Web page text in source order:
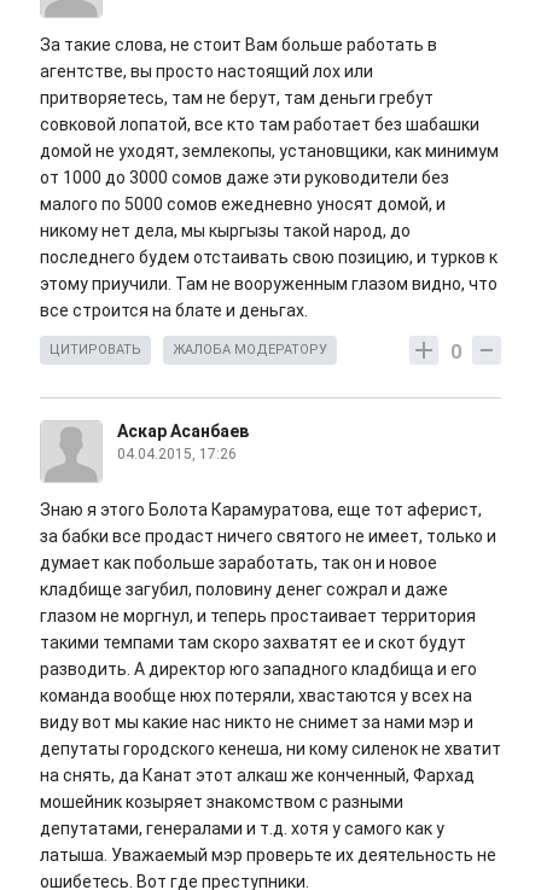
За такие слова, не стоит Вам больше работать в
агентстве, вы просто настоящий лох или
притворяетесь, там не берут, там деньги гребут
совковой лопатой, все кто там работает без шабашки
домой не уходят, землекопы, установщики, как минимум
от 1000 до 3000 сомов даже эти руководители без
малого по 5000 сомов ежедневно уносят домой, и
никому нет дела, мы кыргызы такой народ, до
последнего будем отстаивать свою позицию, и турков к
этому приучили. Там не вооруженным глазом видно, что
все строится на блате и деньгах.
0
ЦИТИРОВАТЬ ЖАЛОБА МОДЕРАТОРУ
Аскар Асанбаев
04.04.2015, 17:26
Знаю я этого Болота Карамуратова, еще тот аферист,
за бабки все продаст ничего святого не имеет, только и
думает как побольше заработать, так он и новое
кладбище загубил, половину денег сожрал и даже
глазом не моргнул, и теперь простаивает территория
такими темпами там скоро захватят ее и скот будут
разводить. А директор юго западного кладбища и его
команда вообще нюх потеряли, хвастаются у всех на
виду вот мы какие нас никто не снимет за нами мэр и
депутаты городского кенеша, ни кому силенок не хватит
на снять, да Канат этот алкаш же конченный, Фархад
мошейник козыряет знакомством с разными
депутатами, генералами и т.д. хотя у самого как у
латыша. Уважаемый мэр проверьте их деятельность не
ошибетесь. Вот где преступники.